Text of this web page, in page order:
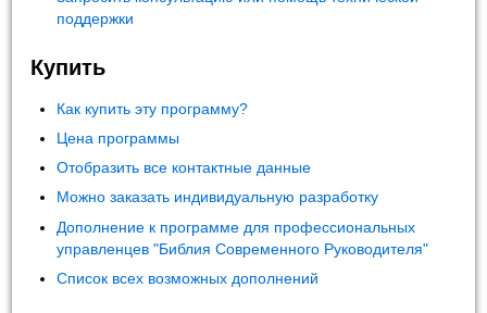
поддержки
Купить
Как купить эту программу?
Цена программы
Отобразить все контактные данные
Можно заказать индивидуальную разработку
Дополнение к программе для профессиональных
управленцев "Библия Современного Руководителя"
Список всех возможных дополнений